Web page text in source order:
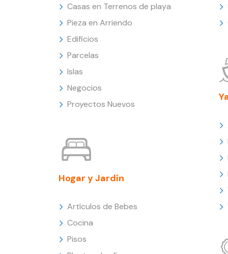
Casas en Terrenos de playa
Pieza en Arriendo
Edificios
Parcelas
Islas
Negocios
Proyectos Nuevos
Hogar y Jardín
Artículos de Bebes
Cocina
Pisos